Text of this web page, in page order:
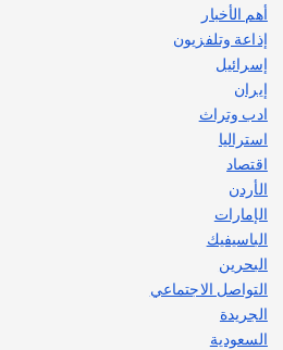
أهم الأخبار
إذاعة وتلفزيون
إسرائيل
إيران
ادب وتراث
استراليا
اقتصاد
الأردن
الإمارات
الباسيفيك
البحرين
التواصل الاجتماعي
الجريدة
السعودية